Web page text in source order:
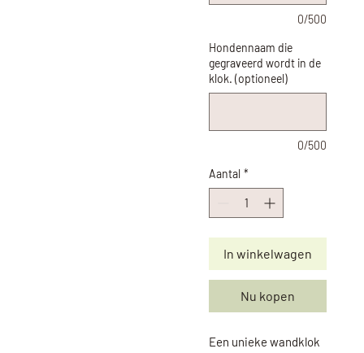
0/500
Hondennaam die
gegraveerd wordt in de
klok. (optioneel)
0/500
Aantal *
In winkelwagen
Nu kopen
Een unieke wandklok